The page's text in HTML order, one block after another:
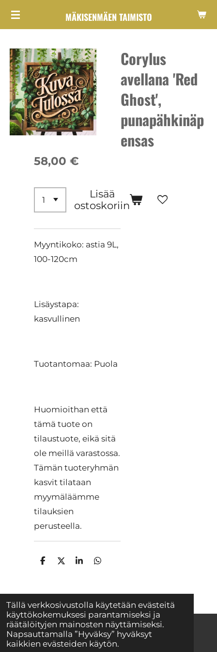
Tällä verkkosivustolla käytetään evästeitä
käyttökokemuksesi parantamiseksi ja
räätälöityjen mainosten näyttämiseksi.
Napsauttamalla ”Hyväksy” hyväksyt
kaikkien evästeiden käytön.
Siirry
MÄKISENMÄEN TAIMISTO
Corylus
avellana 'Red
Ghost',
punapähkinäp
ensas
58,00 €
Lisää
ostoskoriin
Myyntikoko: astia 9L,
100-120cm
Lisäystapa:
kasvullinen
Tuotantomaa: Puola
Huomioithan että
tämä tuote on
tilaustuote, eikä sitä
ole meillä varastossa.
Tämän tuoteryhmän
kasvit tilataan
myymäläämme
tilauksien
perusteella.
J
J
J
J
© 2025 - 2026 Mäkisenmäen Taimisto